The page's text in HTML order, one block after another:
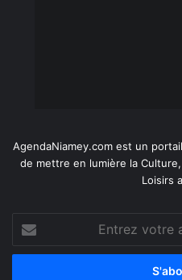
AgendaNiamey.com est un
de mettre en lumière la
Loisirs
Entrez
votre
adresse